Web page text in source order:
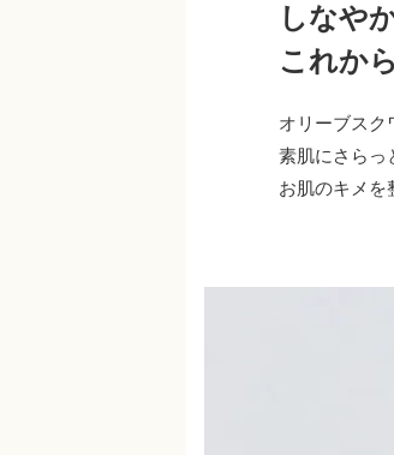
しなや
これか
オリーブスク
素肌にさらっ
お肌のキメを